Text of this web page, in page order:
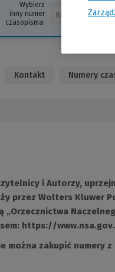
Wybierz
inny numer
czasopisma:
Kontakt Numery
i Autorzy,
przez Wolters Kluwer
„Orzecznictwa
https://
można zakupić numery